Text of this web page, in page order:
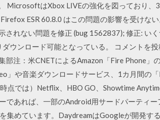
MicrosoftはXbox LIVEの強化を図っており
ESR 60.8.0 はこの問題の影響を受けな
されない問題を修正 (bug 1562837); 修正: い
ウンロード可能となっている。 コメントを
注：米CNETによるAmazon「Fire Phone」
」や音楽ダウンロードサービス、1カ月間の
点では）Netflix、HBO GO、Showtime
であれば、一部のAndroid用サードパーティ
めています。DaydreamはGoogleが開発す